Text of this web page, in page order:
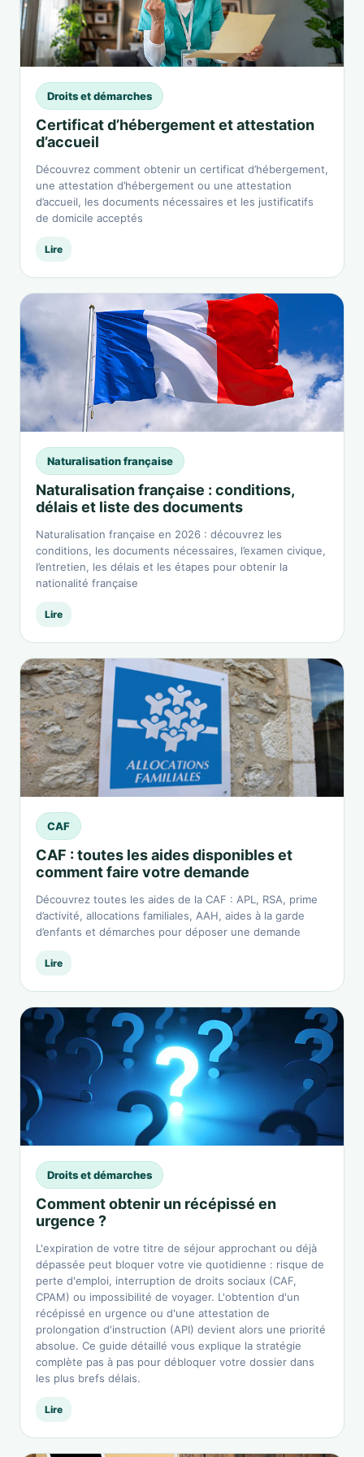
Droits et démarches
Certificat d’hébergement et attestation
d’accueil
Découvrez comment obtenir un certificat d’hébergement,
une attestation d’hébergement ou une attestation
d’accueil, les documents nécessaires et les justificatifs
de domicile acceptés
Lire
Naturalisation française
Naturalisation française : conditions,
délais et liste des documents
Naturalisation française en 2026 : découvrez les
conditions, les documents nécessaires, l’examen civique,
l’entretien, les délais et les étapes pour obtenir la
nationalité française
Lire
CAF
CAF : toutes les aides disponibles et
comment faire votre demande
Découvrez toutes les aides de la CAF : APL, RSA, prime
d’activité, allocations familiales, AAH, aides à la garde
d’enfants et démarches pour déposer une demande
Lire
Droits et démarches
Comment obtenir un récépissé en
urgence ?
L'expiration de votre titre de séjour approchant ou déjà
dépassée peut bloquer votre vie quotidienne : risque de
perte d'emploi, interruption de droits sociaux (CAF,
CPAM) ou impossibilité de voyager. L'obtention d'un
récépissé en urgence ou d'une attestation de
prolongation d'instruction (API) devient alors une priorité
absolue. Ce guide détaillé vous explique la stratégie
complète pas à pas pour débloquer votre dossier dans
les plus brefs délais.
Lire